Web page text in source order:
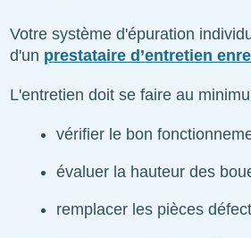
Votre système d'épuration
d'un prestataire d’entretien
L'entretien doit se faire au
vérifier le bon
évaluer la hauteur des
remplacer les pièces